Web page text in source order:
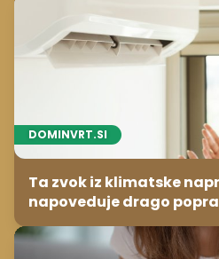
DOMINVRT.SI
Ta zvok iz klimatske
napoveduje drago